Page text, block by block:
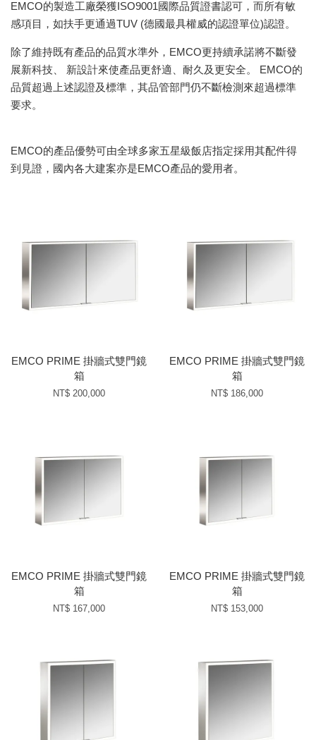
EMCO的製造工廠榮獲ISO9001國際品質證書認可，而所有敏
感項目，如扶手更通過TUV (德國最具權威的認證單位)認證。
除了維持既有產品的品質水準外，EMCO更持續承諾將不斷發
展新科技、 新設計來使產品更舒適、耐久及更安全。 EMCO的
品質超過上述認證及標準，其品管部門仍不斷檢測來超過標準
要求。
EMCO的產品優勢可由全球多家五星級飯店指定採用其配件得
到見證，國內各大建案亦是EMCO產品的愛用者。
EMCO PRIME 掛牆式雙門鏡
箱
NT$ 200,000
EMCO PRIME 掛牆式雙門鏡
箱
NT$ 186,000
EMCO PRIME 掛牆式雙門鏡
箱
NT$ 167,000
EMCO PRIME 掛牆式雙門鏡
箱
NT$ 153,000